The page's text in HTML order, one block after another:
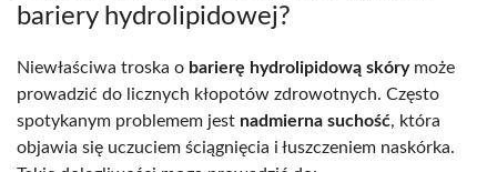
bariery hydrolipidowej?
Niewłaściwa troska o barierę hydrolipidową skórymoże
prowadzić do licznych kłopotów zdrowotnych. Często
spotykanym problemem jest nadmierna suchość, która
objawia się uczuciem ściągnięcia i łuszczeniem naskórka.